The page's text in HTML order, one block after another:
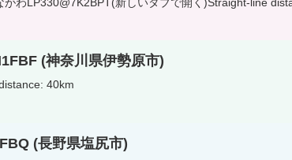
(神奈川県伊勢原市)
40km
(長野県塩尻市)